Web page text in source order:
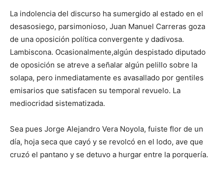
La indolencia del discurso ha sumergido al estado en el
desasosiego, parsimonioso, Juan Manuel Carreras goza
de una oposición política convergente y dadivosa.
Lambiscona. Ocasionalmente,algún despistado diputado
de oposición se atreve a señalar algún pelillo sobre la
solapa, pero inmediatamente es avasallado por gentiles
emisarios que satisfacen su temporal revuelo. La
mediocridad sistematizada.
Sea pues Jorge Alejandro Vera Noyola, fuiste flor de un
día, hoja seca que cayó y se revolcó en el lodo, ave que
cruzó el pantano y se detuvo a hurgar entre la porquería.